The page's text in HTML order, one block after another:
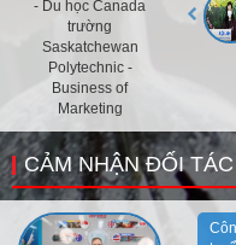
- Du học Canada
trường
Saskatchewan
Polytechnic -
Business of
Marketing
CẢM NHẬN ĐỐI TÁC